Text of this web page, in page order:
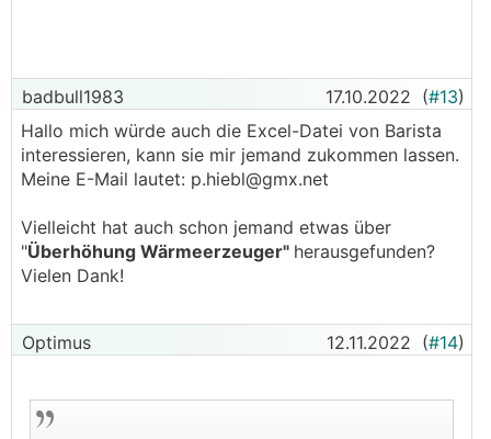
Die sich aus den Wertepaaren
Auslegungstemperatur/Auslegungspunkt und
Fixpunkt bei 20°C/20°C ergebenden Punkte der
Heizkurve bleiben davon unberührt.
verpackt mit der man 2 unterschiedliche
Heizkurven (z.B. alt/neu) vergleichen und in
einem Diagramm darstellen kann. Gebe die Datei
badbull1983 17.10.2022 (#13)
Hallo mich würde auch die Excel-Datei von Barista
interessieren, kann sie mir jemand zukommen lassen.
Meine E-Mail lautet: p.hiebl@gmx.net
Vielleicht hat auch schon jemand etwas über
"Überhöhung Wärmeerzeuger" herausgefunden?
Vielen Dank!
Optimus 12.11.2022 (#14)